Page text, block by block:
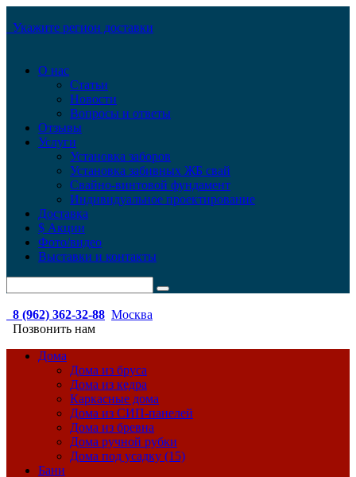
Укажите регион доставки
О нас
Статьи
Новости
Вопросы и ответы
Отзывы
Услуги
Установка заборов
Установка забивных ЖБ свай
Свайно-винтовой фундамент
Индивидуальное проектирование
Доставка
$ Акции
Фото/видео
Выставки и контакты
8 (962) 362-32-88 Москва
Позвонить нам
Дома
Дома из бруса
Дома из кедра
Каркасные дома
Дома из СИП-панелей
Дома из бревна
Дома ручной рубки
Дома под усадку (15)
Бани